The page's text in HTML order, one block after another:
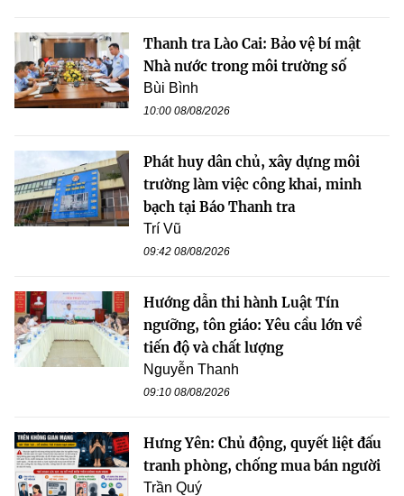
Thanh tra Lào Cai: Bảo vệ bí mật
Nhà nước trong môi trường số
Bùi Bình
10:00 08/08/2026
Phát huy dân chủ, xây dựng môi
trường làm việc công khai, minh
bạch tại Báo Thanh tra
Trí Vũ
09:42 08/08/2026
Hướng dẫn thi hành Luật Tín
ngưỡng, tôn giáo: Yêu cầu lớn về
tiến độ và chất lượng
Nguyễn Thanh
09:10 08/08/2026
Hưng Yên: Chủ động, quyết liệt đấu
tranh phòng, chống mua bán người
Trần Quý